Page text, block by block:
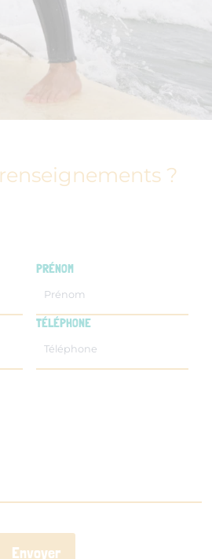
renseignements ?
PRÉNOM
TÉLÉPHONE